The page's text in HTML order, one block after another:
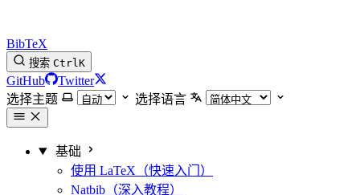
BibTeX
搜索 CtrlK
GitHub
Twitter
选择主题
选择语言
基础
使用 LaTeX（快速入门）
Natbib（深入教程）